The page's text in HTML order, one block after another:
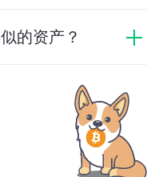
的资产？
见的替代方案包括具
货币。请查看主交换